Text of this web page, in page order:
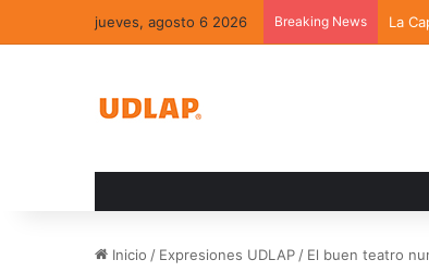
jueves, agosto 6 2026 Breaking News La
Inicio / Expresiones UDLAP / El buen teatro